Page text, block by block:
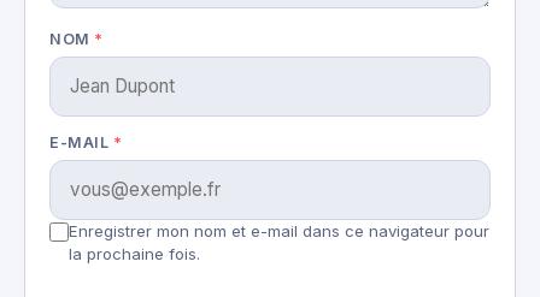
NOM *
E-MAIL *
Enregistrer mon nom et e-mail dans ce navigateur pour
la prochaine fois.